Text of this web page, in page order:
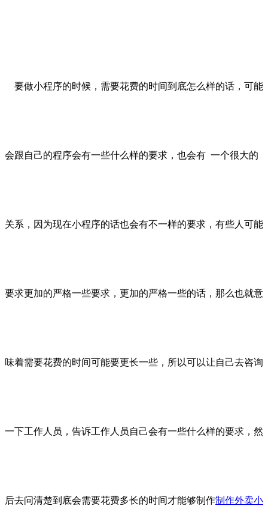
要做小程序的时候，需要花费的时间到底怎么样的话，可能
会跟自己的程序会有一些什么样的要求，也会有 一个很大的
关系，因为现在小程序的话也会有不一样的要求，有些人可能
要求更加的严格一些要求，更加的严格一些的话，那么也就意
味着需要花费的时间可能要更长一些，所以可以让自己去咨询
一下工作人员，告诉工作人员自己会有一些什么样的要求，然
后去问清楚到底会需要花费多长的时间才能够制作制作外卖小